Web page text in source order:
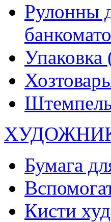
Рулонны
Упаковка
Бумага
Кисти